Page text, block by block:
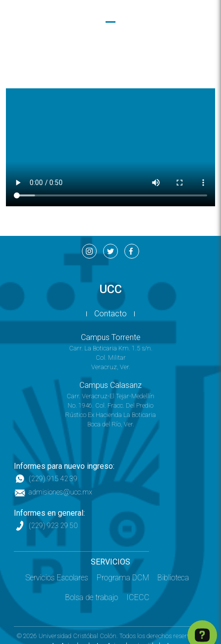
UCC
Contacto
Campus Torrente
Carr. La Boticaria Km. 1.5 s/n.
Col. Militar
Veracruz, Ver.
Campus Calasanz
Carr. Veracruz-El Tejar-Medellín
No. 1946. Col. Fracc. Del Predio
Rústico Ex Hacienda La Boticaria
Boca del Río, Ver.
Informes para nuevo ingreso:
(229) 915 42 39
admisiones@ucc.mx
Informes en general:
(229) 923 29 50
SERVICIOS
Servicios Escolares
Programa DCM Biblioteca
Bolsa de trabajo ICECC
© 2026 Universidad Cristóbal Colón. Todos los derechos reservados.